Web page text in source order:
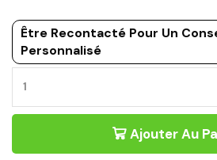
Être Recontacté Pour Un
Personnalisé
Ajouter Au